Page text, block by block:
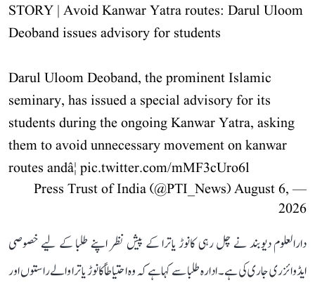
STORY | Avoid Kanwar Yatra routes: Darul Uloom
Deoband issues advisory for students
Darul Uloom Deoband, the prominent Islamic
seminary, has issued a special advisory for its
students during the ongoing Kanwar Yatra, asking
them to avoid unnecessary movement on kanwar
routes andâ¦ pic.twitter.com/mMF3cUro6l
— Press Trust of India (@PTI_News)
August 6,
2026
دارالعلوم دیوبند نے چل رہی کانوڑ یاترا کے پیش نظر اپنے طلبا کے لیے خصوصی
ایڈوائزری جاری کی ہے۔ ادارہ طلبا سے کہا ہے کہ وہ احتیاطاً کانوڑ یاترا والے راستوں اور